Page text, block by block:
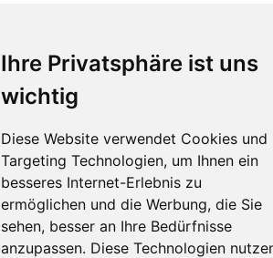
Ihre Privatsphäre ist uns
wichtig
Diese Website verwendet Cookies und
Targeting Technologien, um Ihnen ein
besseres Internet-Erlebnis zu
ermöglichen und die Werbung, die Sie
sehen, besser an Ihre Bedürfnisse
anzupassen. Diese Technologien